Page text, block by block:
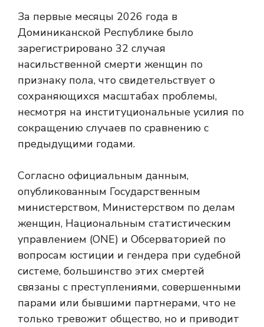
За первые месяцы 2026 года в
Доминиканской Республике было
зарегистрировано 32 случая
насильственной смерти женщин по
признаку пола, что свидетельствует о
сохраняющихся масштабах проблемы,
несмотря на институциональные усилия по
сокращению случаев по сравнению с
предыдущими годами.
Согласно официальным данным,
опубликованным Государственным
министерством, Министерством по делам
женщин, Национальным статистическим
управлением (ONE) и Обсерваторией по
вопросам юстиции и гендера при судебной
системе, большинство этих смертей
связаны с преступлениями, совершенными
парами или бывшими партнерами, что не
только тревожит общество, но и приводит